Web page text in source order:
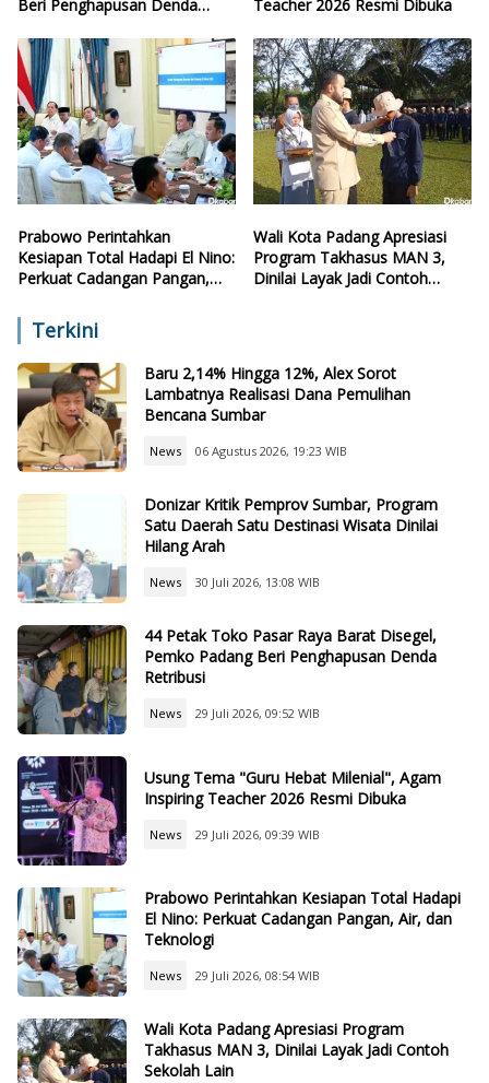
Beri Penghapusan Denda
Teacher 2026 Resmi Dibuka
Prabowo Perintahkan
Kesiapan Total Hadapi El Nino:
Perkuat Cadangan Pangan,
Wali Kota Padang Apresiasi
Program Takhasus MAN 3,
Dinilai Layak Jadi Contoh
Terkini
Baru 2,14% Hingga 12%, Alex Sorot
Lambatnya Realisasi Dana Pemulihan
Bencana Sumbar
News 06 Agustus 2026, 19:23 WIB
Donizar Kritik Pemprov Sumbar, Program
Satu Daerah Satu Destinasi Wisata Dinilai
Hilang Arah
News 30 Juli 2026, 13:08 WIB
44 Petak Toko Pasar Raya Barat Disegel,
Pemko Padang Beri Penghapusan Denda
Retribusi
News 29 Juli 2026, 09:52 WIB
Usung Tema "Guru Hebat Milenial", Agam
Inspiring Teacher 2026 Resmi Dibuka
News 29 Juli 2026, 09:39 WIB
Prabowo Perintahkan Kesiapan Total Hadapi
El Nino: Perkuat Cadangan Pangan, Air, dan
Teknologi
News 29 Juli 2026, 08:54 WIB
Wali Kota Padang Apresiasi Program
Takhasus MAN 3, Dinilai Layak Jadi Contoh
Sekolah Lain